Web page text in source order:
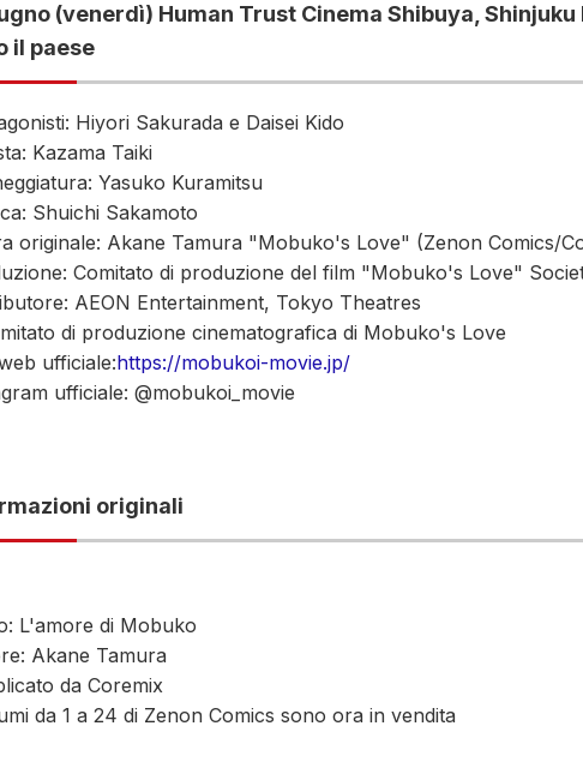
(venerdì) Human Trust Cinema Shibuya,
il paese
Hiyori Sakurada e Daisei Kido
Kazama Taiki
Yasuko Kuramitsu
Shuichi Sakamoto
originale: Akane Tamura "Mobuko's Love" (Zenon Comics/
Comitato di produzione del film "Mobuko's Love"
AEON Entertainment, Tokyo Theatres
di produzione cinematografica di Mobuko's Love
ufficiale:https://mobukoi-movie.jp/
ufficiale: @mobukoi_movie
originali
L'amore di Mobuko
Akane Tamura
da Coremix
da 1 a 24 di Zenon Comics sono ora in vendita